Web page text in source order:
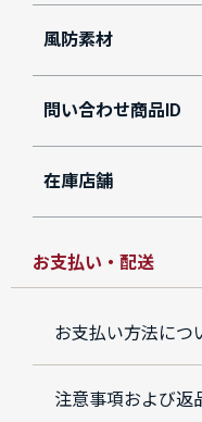
風防素材
問い合わせ商品ID
在庫店舗
お支払い・配送
お支払い方法につ
注意事項および返